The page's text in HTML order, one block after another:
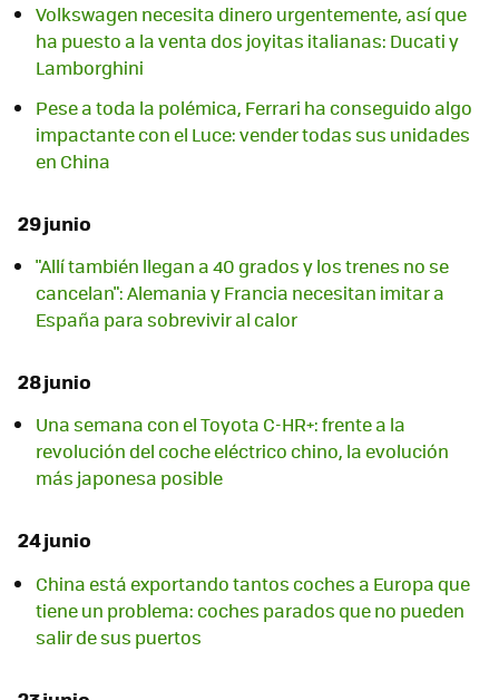
Volkswagen necesita dinero urgentemente, así que
ha puesto a la venta dos joyitas italianas: Ducati y
Lamborghini
Pese a toda la polémica, Ferrari ha conseguido algo
impactante con el Luce: vender todas sus unidades
en China
29 junio
"Allí también llegan a 40 grados y los trenes no se
cancelan": Alemania y Francia necesitan imitar a
España para sobrevivir al calor
28 junio
Una semana con el Toyota C-HR+: frente a la
revolución del coche eléctrico chino, la evolución
más japonesa posible
24 junio
China está exportando tantos coches a Europa que
tiene un problema: coches parados que no pueden
salir de sus puertos